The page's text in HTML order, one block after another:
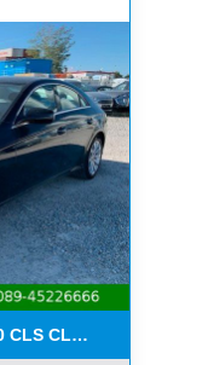
CLS CLS 350